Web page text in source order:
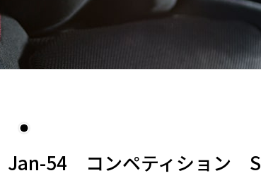
Jan-54 コンペティション S